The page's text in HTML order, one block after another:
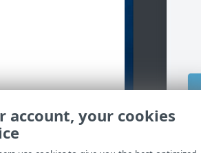
account, your cookies